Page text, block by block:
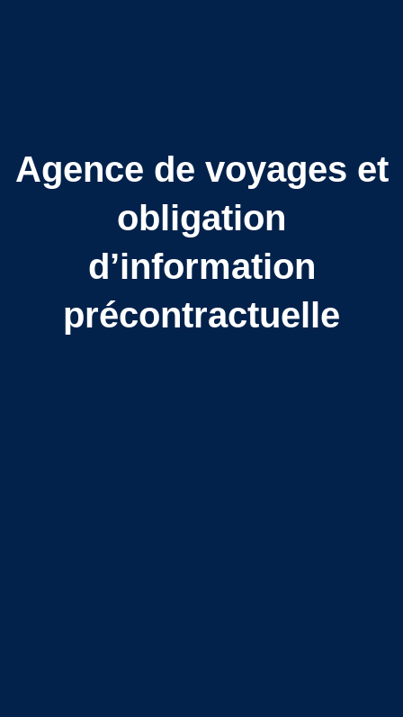
Agence de voyages et
obligation
d’information
précontractuelle